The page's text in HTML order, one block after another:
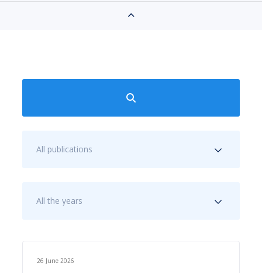
All publications
All the years
26 June 2026